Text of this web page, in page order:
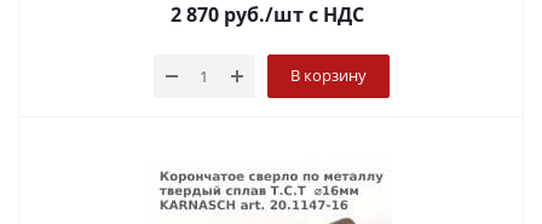
2 870руб./штс НДС
В корзину